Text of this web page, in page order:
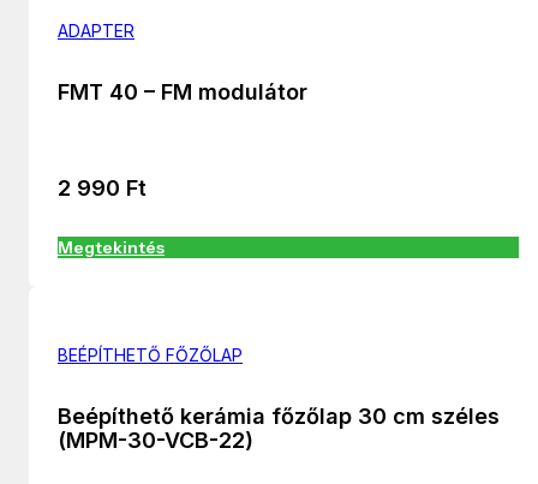
ADAPTER
FMT 40 – FM modulátor
2 990 Ft
Megtekintés
BEÉPÍTHETŐ FŐZŐLAP
Beépíthető kerámia főzőlap 30 cm széles
(MPM-30-VCB-22)